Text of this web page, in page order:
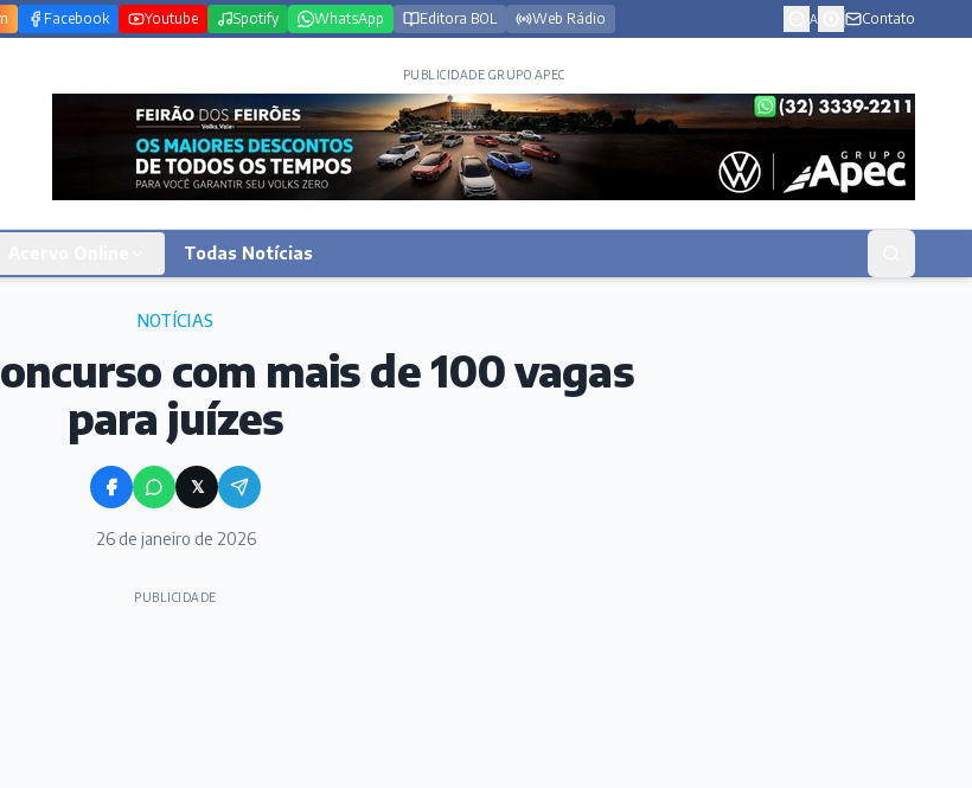
Facebook Youtube Spotify WhatsApp Editora BOL Web Rádio A Contato
PUBLICIDADE GRUPO APEC
Todas Notícias
NOTÍCIAS
com mais de 100 vagas
para juízes
𝕏
26 de janeiro de 2026
PUBLICIDADE